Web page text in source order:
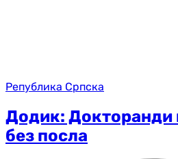
Република Српска
Додик: Докторанди
без посла